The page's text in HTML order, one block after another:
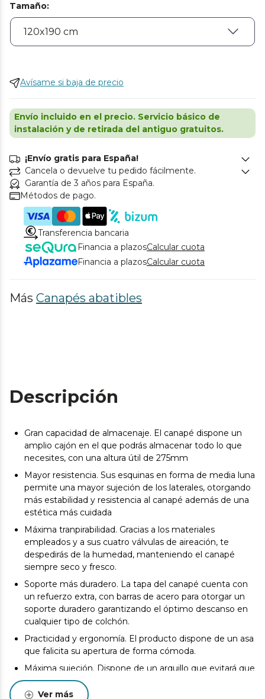
Tamaño:
Avísame si baja de precio
Envío incluido en el precio. Servicio básico de
instalación y de retirada del antiguo gratuitos.
¡Envío gratis para España!
Cancela o devuelve tu pedido fácilmente.
Garantía de 3 años para España.
Métodos de pago.
Transferencia bancaria
Financia a plazosCalcular cuota
Financia a plazosCalcular cuota
Más Canapés abatibles
Descripción
Gran capacidad de almacenaje. El canapé dispone un
amplio cajón en el que podrás almacenar todo lo que
necesites, con una altura útil de 275mm
Mayor resistencia. Sus esquinas en forma de media luna
permite una mayor sujeción de los laterales, otorgando
más estabilidad y resistencia al canapé además de una
estética más cuidada
Máxima tranpirabilidad. Gracias a los materiales
empleados y a sus cuatro válvulas de aireación, te
despedirás de la humedad, manteniendo el canapé
siempre seco y fresco.
Soporte más duradero. La tapa del canapé cuenta con
un refuerzo extra, con barras de acero para otorgar un
soporte duradero garantizando el óptimo descanso en
cualquier tipo de colchón.
Practicidad y ergonomía. El producto dispone de un asa
que falicita su apertura de forma cómoda.
Máxima sujeción. Dispone de un arquillo que evitará que
se desplace en colchón cuando abras el producto.
Ver más